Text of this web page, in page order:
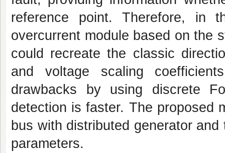
reference point. Therefore, in
overcurrent module based on the
could recreate the classic
and voltage scaling
drawbacks by using discrete
detection is faster. The proposed
bus with distributed generator
parameters.